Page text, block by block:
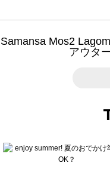
Samansa Mos2
アウタ